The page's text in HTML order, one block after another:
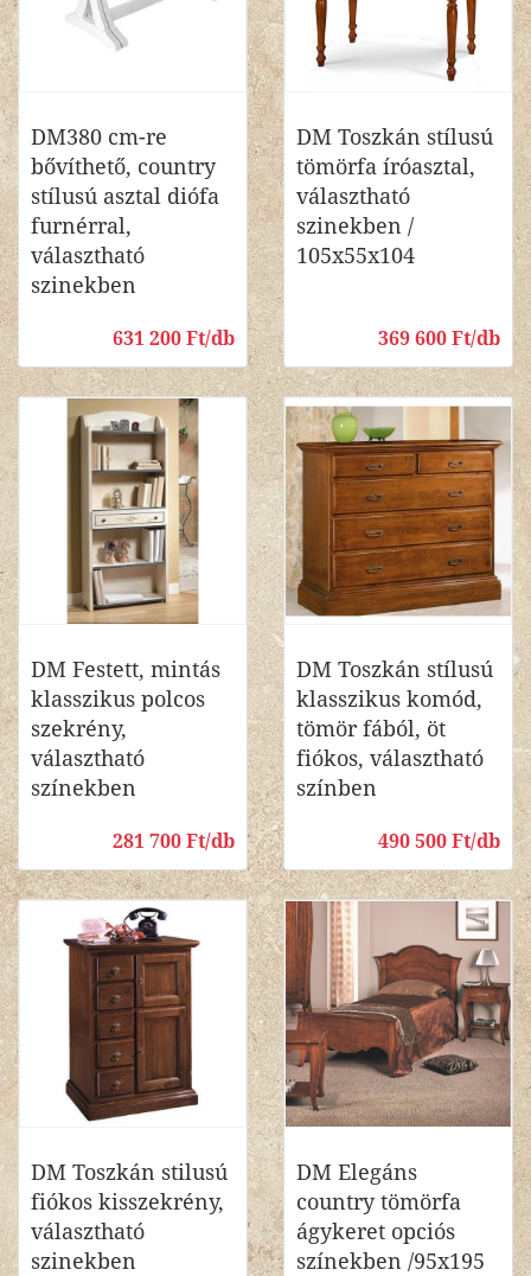
DM380 cm-re
bővíthető, country
stílusú asztal diófa
furnérral,
választható
szinekben
631 200 Ft/db
DM Toszkán stílusú
tömörfa íróasztal,
választható
szinekben /
105x55x104
369 600 Ft/db
DM Festett, mintás
klasszikus polcos
szekrény,
választható
színekben
281 700 Ft/db
DM Toszkán stílusú
klasszikus komód,
tömör fából, öt
fiókos, választható
színben
490 500 Ft/db
DM Toszkán stilusú
fiókos kisszekrény,
választható
szinekben
DM Elegáns
country tömörfa
ágykeret opciós
színekben /95x195